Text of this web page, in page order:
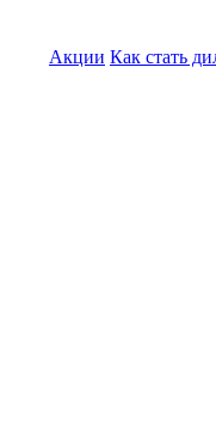
Акции Как стать